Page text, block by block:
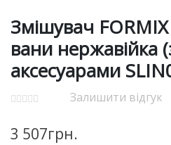
Змішувач
вани нержавійка
аксесуарами
Залишити відгук
3 507грн.